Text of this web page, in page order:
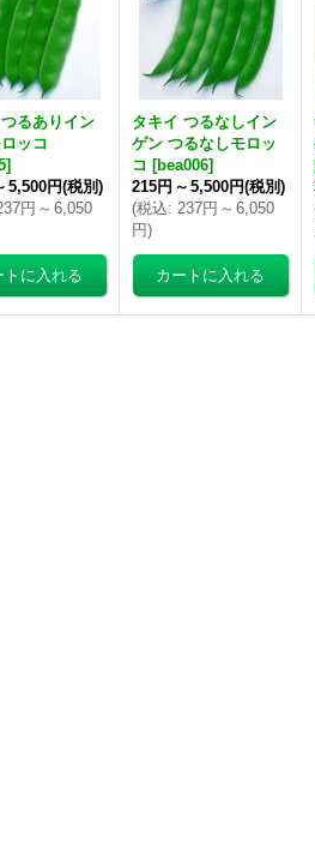
るありイン
ッコ
]
5,500円(税別)
円 ～ 6,050
タキイ つるなしイン
ゲン つるなしモロッ
コ [bea006]
215円 ～ 5,500円(税別)
(税込: 237円 ～ 6,050
円)